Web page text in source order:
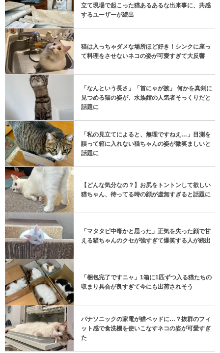
立て現場で起こった猫あるあるな出来事に、共感
するユーザーが続出
猫は入っちゃダメな場所ほど好き！シンクに座っ
て料理をさせないネコの姿が可愛すぎて大反響
「なんという長さ」「首にゃが族」 何かを真剣に
見つめる猫の姿が、水族館の人気者そっくりだと
話題に
「私の見立てによると、無理ですねえ…」目測を
誤って箱に入れない猫ちゃんの姿が微笑ましいと
話題に
【どんな気分なの？】お尻をトントンして欲しい
猫ちゃん、待ってる時の顔が虚無すぎると話題に
「マタタビ中毒かと思った」正気を失った顔で甘
える猫ちゃんのクセが強すぎて爆笑する人が続出
「梱包完了ですニャ」1箱に1匹ずつ入る猫たちの
収まり具合が良すぎて今にも出荷されそう
パナソニックの家電が猫ベッドに…？抜群のフィ
ット感で食洗機を使いこなすネコの姿が可愛すぎ
た